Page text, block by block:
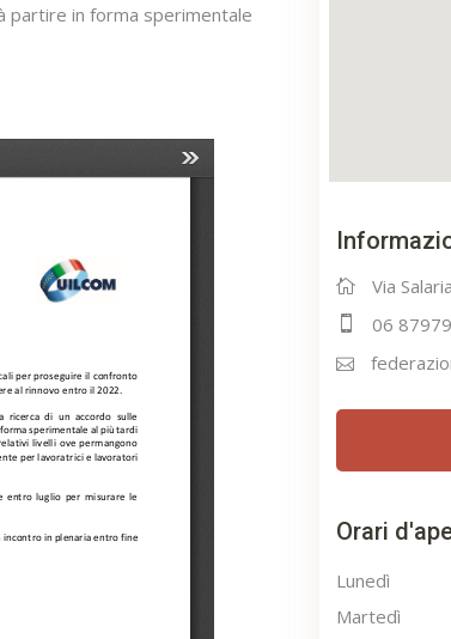
partire in forma sperimentale
Via
06
Orari
Lunedì
Martedì